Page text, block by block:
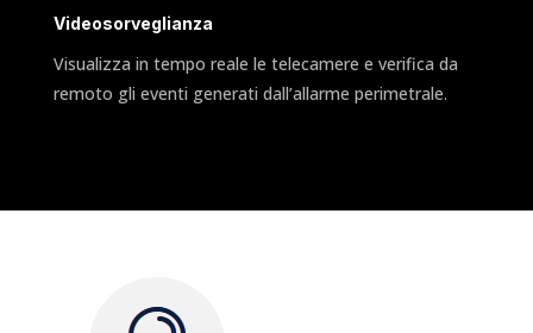
Videosorveglianza
Visualizza in tempo reale le telecamere e verifica da
remoto gli eventi generati dall’allarme perimetrale.